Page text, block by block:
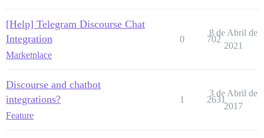
[Help] Telegram Discourse Chat
Integration
Marketplace
0 702
8 de Abril de
2021
Discourse and chatbot
integrations?
Feature
1 2631
3 de Abril de
2017